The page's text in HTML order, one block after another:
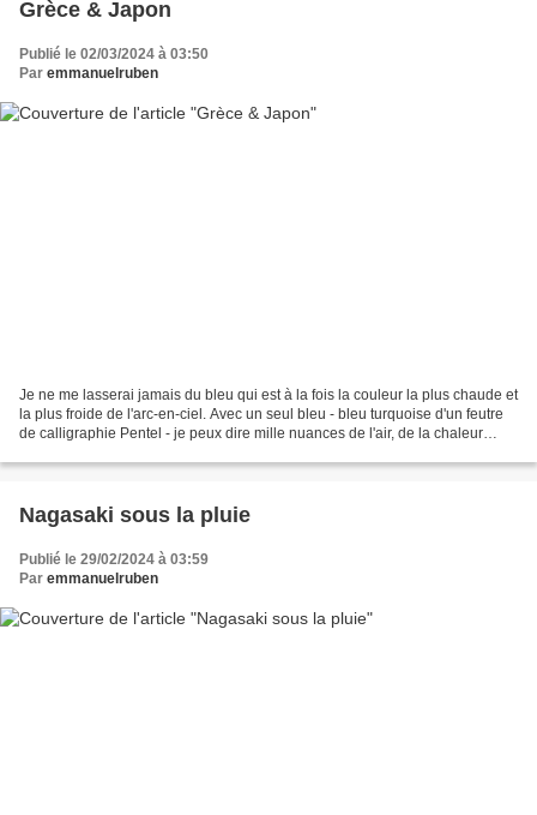
Grèce & Japon
Publié le 02/03/2024 à 03:50
Par emmanuelruben
Je ne me lasserai jamais du bleu qui est à la fois la couleur la plus chaude et
la plus froide de l'arc-en-ciel. Avec un seul bleu - bleu turquoise d'un feutre
de calligraphie Pentel - je peux dire mille nuances de l'air, de la chaleur
Nagasaki sous la pluie
Publié le 29/02/2024 à 03:59
Par emmanuelruben